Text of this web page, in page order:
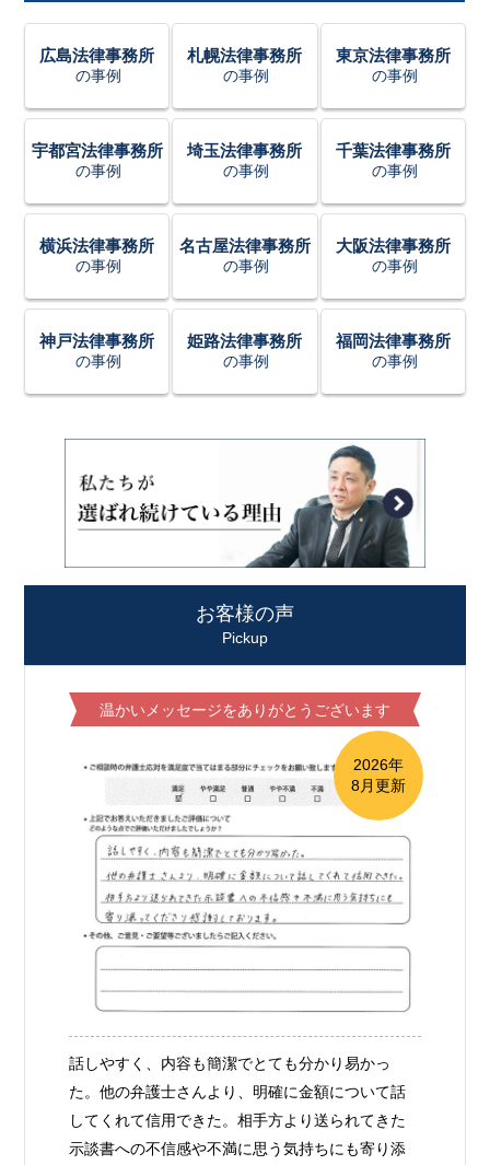
広島法律事務所
の事例
札幌法律事務所
の事例
東京法律事務所
の事例
宇都宮法律事務所
の事例
埼玉法律事務所
の事例
千葉法律事務所
の事例
横浜法律事務所
の事例
名古屋法律事務所
の事例
大阪法律事務所
の事例
神戸法律事務所
の事例
姫路法律事務所
の事例
福岡法律事務所
の事例
お客様の声
Pickup
温かいメッセージをありがとうございます
2026年
8月更新
話しやすく、内容も簡潔でとても分かり易かっ
た。他の弁護士さんより、明確に金額について話
してくれて信用できた。相手方より送られてきた
示談書への不信感や不満に思う気持ちにも寄り添